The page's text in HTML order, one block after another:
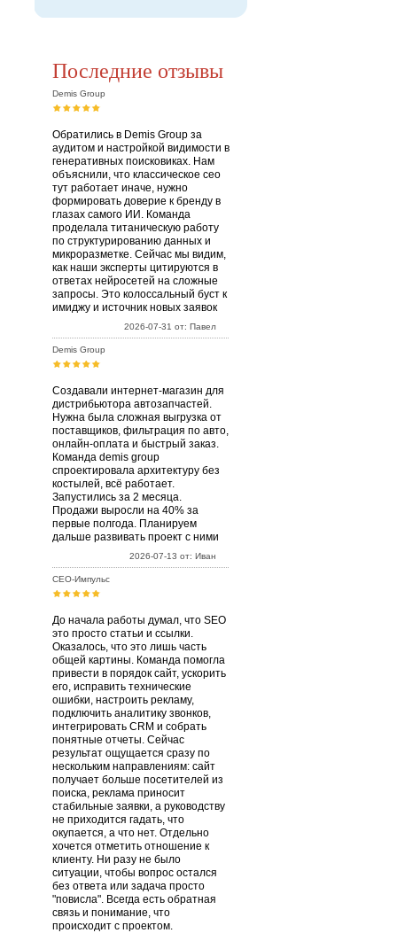
Последние отзывы
Demis Group
Обратились в Demis Group за
аудитом и настройкой видимости в
генеративных поисковиках. Нам
объяснили, что классическое сео
тут работает иначе, нужно
формировать доверие к бренду в
глазах самого ИИ. Команда
проделала титаническую работу
по структурированию данных и
микроразметке. Сейчас мы видим,
как наши эксперты цитируются в
ответах нейросетей на сложные
запросы. Это колоссальный буст к
имиджу и источник новых заявок
2026-07-31 от: Павел
Demis Group
Создавали интернет-магазин для
дистрибьютора автозапчастей.
Нужна была сложная выгрузка от
поставщиков, фильтрация по авто,
онлайн-оплата и быстрый заказ.
Команда demis group
спроектировала архитектуру без
костылей, всё работает.
Запустились за 2 месяца.
Продажи выросли на 40% за
первые полгода. Планируем
дальше развивать проект с ними
2026-07-13 от: Иван
СЕО-Импульс
До начала работы думал, что SEO
это просто статьи и ссылки.
Оказалось, что это лишь часть
общей картины. Команда помогла
привести в порядок сайт, ускорить
его, исправить технические
ошибки, настроить рекламу,
подключить аналитику звонков,
интегрировать CRM и собрать
понятные отчеты. Сейчас
результат ощущается сразу по
нескольким направлениям: сайт
получает больше посетителей из
поиска, реклама приносит
стабильные заявки, а руководству
не приходится гадать, что
окупается, а что нет. Отдельно
хочется отметить отношение к
клиенту. Ни разу не было
ситуации, чтобы вопрос остался
без ответа или задача просто
"повисла". Всегда есть обратная
связь и понимание, что
происходит с проектом.